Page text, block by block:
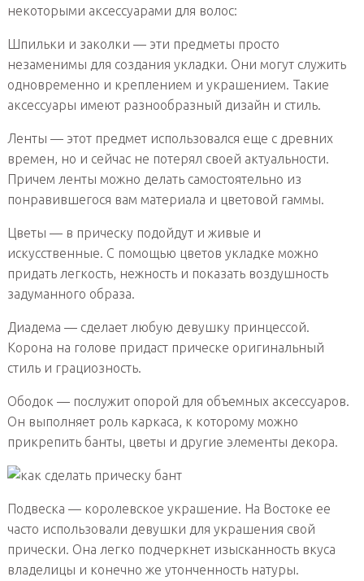
некоторыми аксессуарами для волос:
Шпильки и заколки — эти предметы просто
незаменимы для создания укладки. Они могут служить
одновременно и креплением и украшением. Такие
аксессуары имеют разнообразный дизайн и стиль.
Ленты — этот предмет использовался еще с древних
времен, но и сейчас не потерял своей актуальности.
Причем ленты можно делать самостоятельно из
понравившегося вам материала и цветовой гаммы.
Цветы — в прическу подойдут и живые и
искусственные. С помощью цветов укладке можно
придать легкость, нежность и показать воздушность
задуманного образа.
Диадема — сделает любую девушку принцессой.
Корона на голове придаст прическе оригинальный
стиль и грациозность.
Ободок — послужит опорой для объемных аксессуаров.
Он выполняет роль каркаса, к которому можно
прикрепить банты, цветы и другие элементы декора.
Подвеска — королевское украшение. На Востоке ее
часто использовали девушки для украшения свой
прически. Она легко подчеркнет изысканность вкуса
владелицы и конечно же утонченность натуры.